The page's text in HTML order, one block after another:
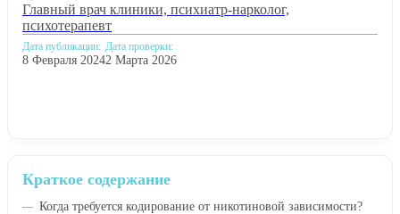
Краткое содержание
Когда требуется кодирование от никотиновой зависимости?
Главный врач клиники, психиатр-нарколог,
психотерапевт
Дата публикации:
8 Февраля 2024
Дата проверки:
2 Марта 2026